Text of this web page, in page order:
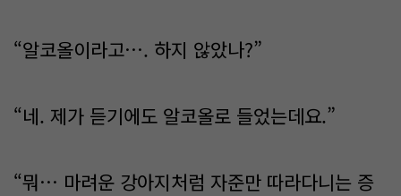
“알코올이라고…. 하지 않았나?”
“네. 제가 듣기에도 알코올로 들었는데요.”
“뭐… 마려운 강아지처럼 자준만 따라다니는 증